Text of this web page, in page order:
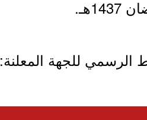
الرسمي للجهة المعلنة: